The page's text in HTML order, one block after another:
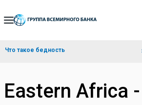
Skip
Navigation
Что такое бедность
Eastern Africa